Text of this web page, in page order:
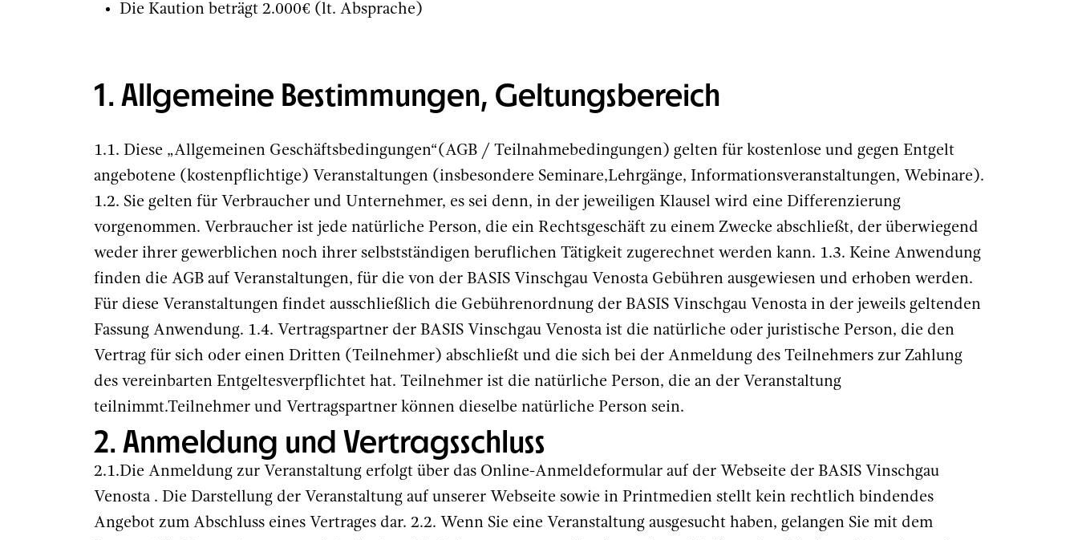
Die Kaution beträgt 2.000€ (lt. Absprache)
1. Allgemeine Bestimmungen, Geltungsbereich
1.1. Diese „Allgemeinen Geschäftsbedingungen“(AGB / Teilnahmebedingungen) gelten für kostenlose und gegen Entgelt
angebotene (kostenpflichtige) Veranstaltungen (insbesondere Seminare,Lehrgänge, Informationsveranstaltungen, Webinare).
1.2. Sie gelten für Verbraucher und Unternehmer, es sei denn, in der jeweiligen Klausel wird eine Differenzierung
vorgenommen. Verbraucher ist jede natürliche Person, die ein Rechtsgeschäft zu einem Zwecke abschließt, der überwiegend
weder ihrer gewerblichen noch ihrer selbstständigen beruflichen Tätigkeit zugerechnet werden kann. 1.3. Keine Anwendung
finden die AGB auf Veranstaltungen, für die von der BASIS Vinschgau Venosta Gebühren ausgewiesen und erhoben werden.
Für diese Veranstaltungen findet ausschließlich die Gebührenordnung der BASIS Vinschgau Venosta in der jeweils geltenden
Fassung Anwendung. 1.4. Vertragspartner der BASIS Vinschgau Venosta ist die natürliche oder juristische Person, die den
Vertrag für sich oder einen Dritten (Teilnehmer) abschließt und die sich bei der Anmeldung des Teilnehmers zur Zahlung
des vereinbarten Entgeltesverpflichtet hat. Teilnehmer ist die natürliche Person, die an der Veranstaltung
teilnimmt.Teilnehmer und Vertragspartner können dieselbe natürliche Person sein.
2. Anmeldung und Vertragsschluss
2.1.Die Anmeldung zur Veranstaltung erfolgt über das Online-Anmeldeformular auf der Webseite der BASIS Vinschgau
Venosta . Die Darstellung der Veranstaltung auf unserer Webseite sowie in Printmedien stellt kein rechtlich bindendes
Angebot zum Abschluss eines Vertrages dar. 2.2. Wenn Sie eine Veranstaltung ausgesucht haben, gelangen Sie mit dem